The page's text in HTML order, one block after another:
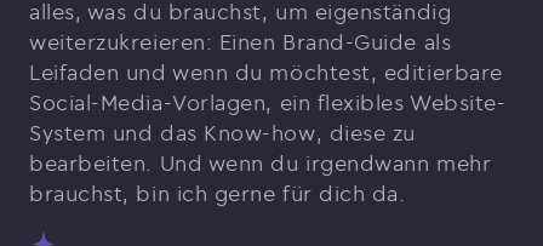
alles, was du brauchst, um eigenständig
weiterzukreieren: Einen Brand-Guide als
Leifaden und wenn du möchtest, editierbare
Social-Media-Vorlagen, ein flexibles Website-
System und das Know-how, diese zu
bearbeiten. Und wenn du irgendwann mehr
brauchst, bin ich gerne für dich da.